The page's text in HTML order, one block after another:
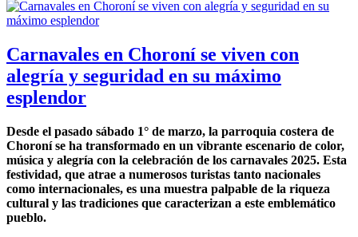
Carnavales en Choroní se viven con
alegría y seguridad en su máximo
esplendor
Desde el pasado sábado 1° de marzo, la parroquia costera de
Choroní se ha transformado en un vibrante escenario de color,
música y alegría con la celebración de los carnavales 2025. Esta
festividad, que atrae a numerosos turistas tanto nacionales
como internacionales, es una muestra palpable de la riqueza
cultural y las tradiciones que caracterizan a este emblemático
pueblo.